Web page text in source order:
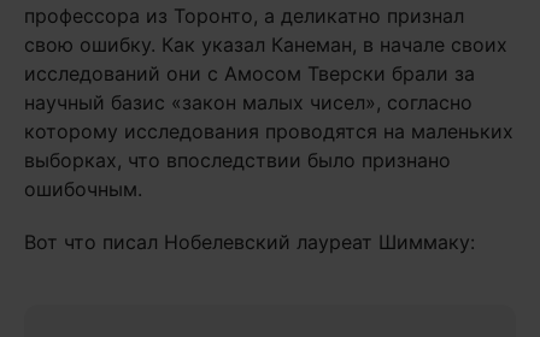
профессора из Торонто, а деликатно признал
свою ошибку. Как указал Канеман, в начале своих
исследований они с Амосом Тверски брали за
научный базис «закон малых чисел», согласно
которому исследования проводятся на маленьких
выборках, что впоследствии было признано
ошибочным.
Вот что писал Нобелевский лауреат Шиммаку: